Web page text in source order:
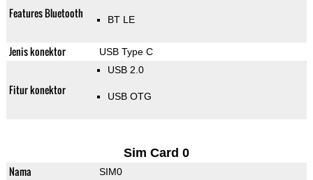
Features Bluetooth BT LE
Jenis konektor USB Type C
Fitur konektor
USB 2.0
USB OTG
Sim Card 0
Nama SIM0